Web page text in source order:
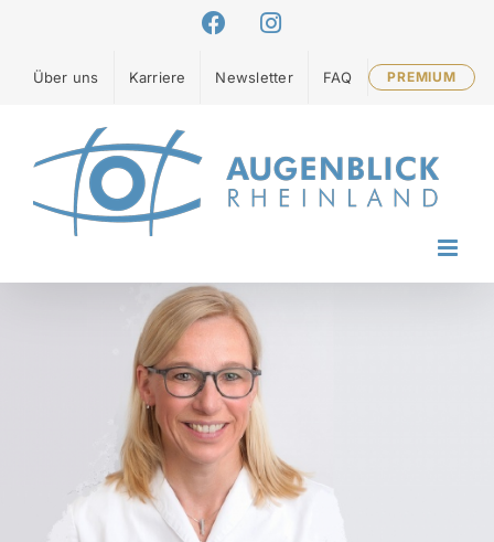
springen
FacebookInstagram
Über uns Karriere Newsletter FAQ PREMIUM